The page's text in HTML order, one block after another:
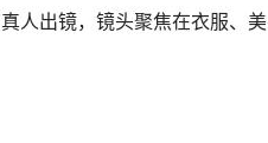
人出镜，镜头聚焦在衣服、美